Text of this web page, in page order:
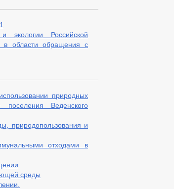
экологии Российской
в области обращения с
природных
поселения Веденского
природопользования и
отходами в
среды